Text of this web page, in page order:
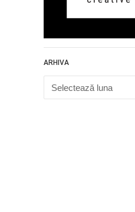
ARHIVA
Arhiva